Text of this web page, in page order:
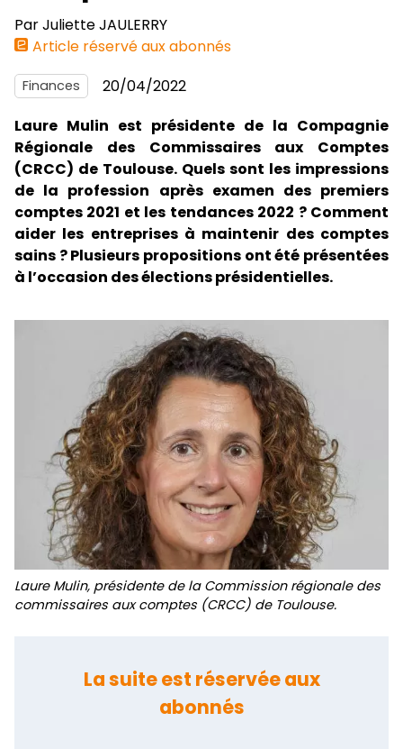
ParJuliette JAULERRY
Article réservé aux abonnés
Finances
20/04/2022
Laure Mulin est présidente de la Compagnie
Régionale des Commissaires aux Comptes
(CRCC) de Toulouse. Quels sont les impressions
de la profession après examen des premiers
comptes 2021 et les tendances 2022 ? Comment
aider les entreprises à maintenir des comptes
sains ? Plusieurs propositions ont été présentées
à l’occasion des élections présidentielles.
Laure Mulin, présidente de la Commission régionale des
commissaires aux comptes (CRCC) de Toulouse.
La suite est réservée aux
abonnés